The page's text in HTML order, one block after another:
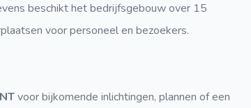
beschikt het bedrijfsgebouw over 15
voor personeel en bezoekers.
voor bijkomende inlichtingen, plannen of een